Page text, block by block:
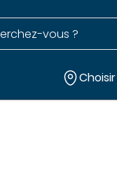
dans le site